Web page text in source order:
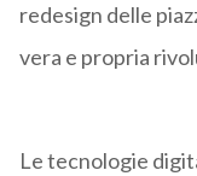
redesign delle
vera e propria
Le tecnologie